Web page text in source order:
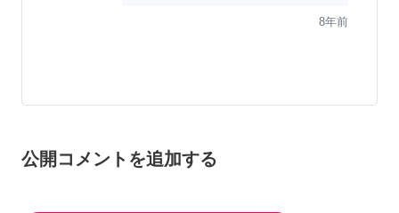
8年前
公開コメントを追加する